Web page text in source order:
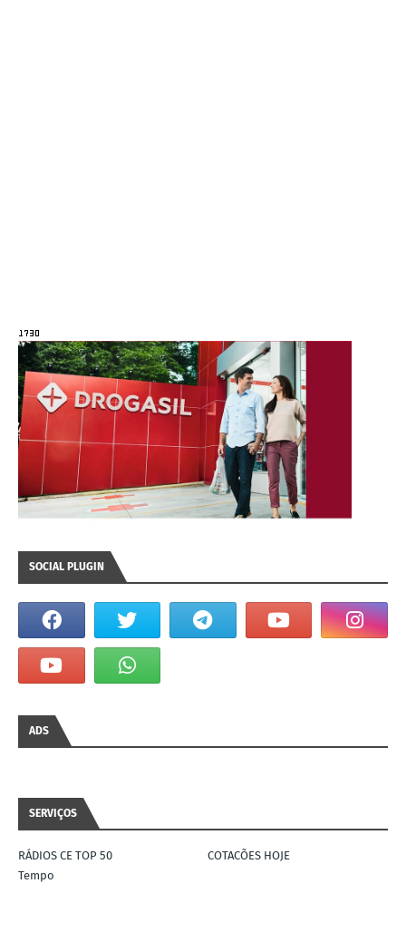
SOCIAL PLUGIN
ADS
SERVIÇOS
RÁDIOS CE TOP 50
COTACÕES HOJE
Tempo